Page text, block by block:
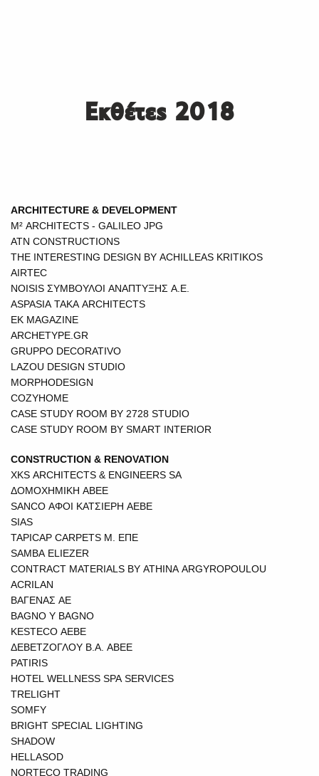
Εκθέτες 2018
ARCHITECTURE & DEVELOPMENT
M² ARCHITECTS - GALILEO JPG
ATN CONSTRUCTIONS
THE INTERESTING DESIGN BY ACHILLEAS KRITIKOS
AIRTEC
NOISIS ΣΥΜΒΟΥΛΟΙ ΑΝΑΠΤΥΞΗΣ Α.Ε.
ASPASIA TAKA ARCHITECTS
EK MAGAZINE
ARCHETYPE.GR
GRUPPO DECORATIVO
LAZOU DESIGN STUDIO
MORPHODESIGN
COZYHOME
CASE STUDY ROOM BY 2728 STUDIO
CASE STUDY ROOM BY SMART INTERIOR
CONSTRUCTION & RENOVATION
XKS ARCHITECTS & ENGINEERS SA
ΔΟΜΟΧΗΜΙΚΗ ΑΒΕΕ
SANCO ΑΦΟΙ ΚΑΤΣΙΕΡΗ ΑΕΒΕ
SIAS
TAPICAP CARPETS Μ. ΕΠΕ
SAMBA ELIEZER
CONTRACT MATERIALS BY ATHINA ARGYROPOULOU
ACRILAN
ΒΑΓΕΝΑΣ ΑΕ
BAGNO Y BAGNO
KESTECO ΑΕΒΕ
ΔΕΒΕΤΖΟΓΛΟΥ Β.Α. ΑΒΕΕ
PATIRIS
HOTEL WELLNESS SPA SERVICES
TRELIGHT
SOMFY
BRIGHT SPECIAL LIGHTING
SHADOW
HELLASOD
NORTECO TRADING